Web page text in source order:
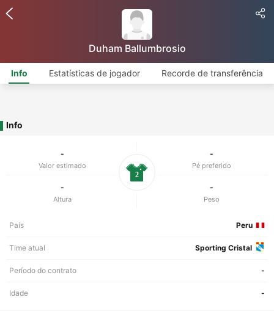
Duham Ballumbrosio
Info Estatísticas de jogador Recorde de transferência
Info
-
Valor estimado
-
Pé preferido
-
Altura
-
Peso
2
País Peru
Time atual Sporting Cristal
Período do contrato -
Idade -